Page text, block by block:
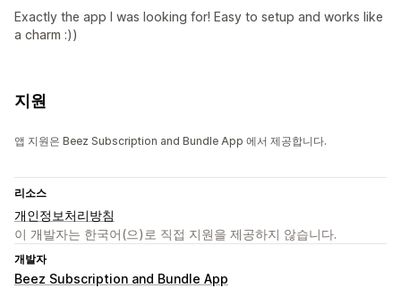
Exactly the app I was looking for! Easy to setup and works like
a charm :))
지원
앱 지원은 Beez Subscription and Bundle App 에서 제공합니다.
리소스
개인정보처리방침
이 개발자는 한국어(으)로 직접 지원을 제공하지 않습니다.
개발자
Beez Subscription and Bundle App